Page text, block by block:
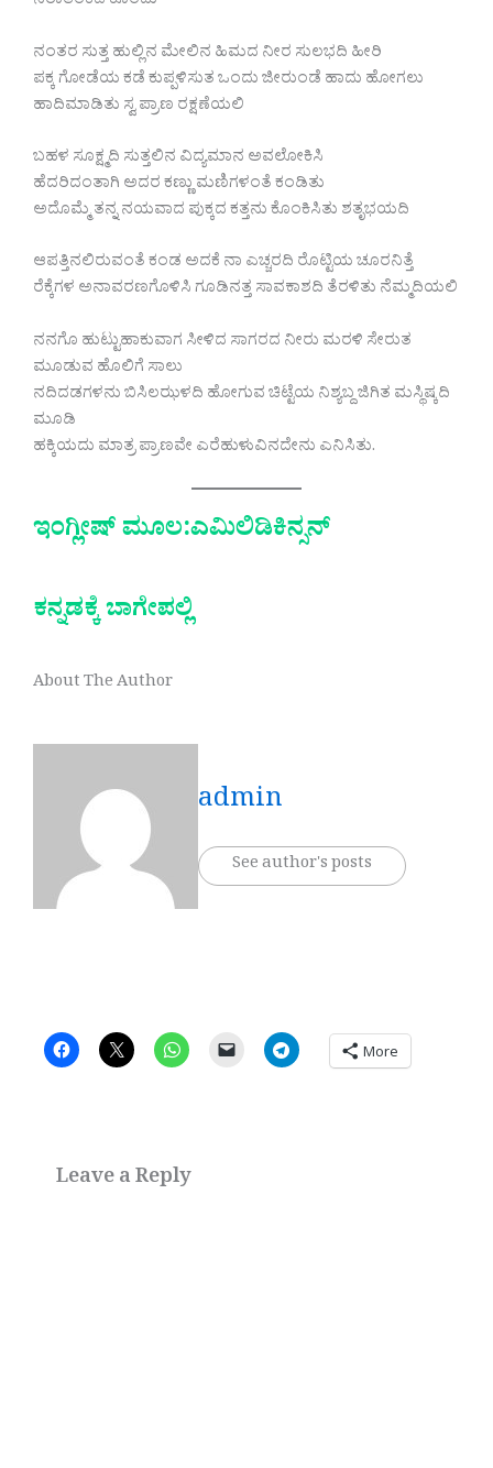
ನಂತರ ಸುತ್ತ ಹುಲ್ಲಿನ ಮೇಲಿನ ಹಿಮದ ನೀರ ಸುಲಭದಿ ಹೀರಿ
ಪಕ್ಕ ಗೋಡೆಯ ಕಡೆ ಕುಪ್ಪಳಿಸುತ ಒಂದು ಜೀರುಂಡೆ ಹಾದು ಹೋಗಲು
ಹಾದಿಮಾಡಿತು ಸ್ವ ಪ್ರಾಣ ರಕ್ಷಣೆಯಲಿ
ಬಹಳ ಸೂಕ್ಷ್ಮದಿ ಸುತ್ತಲಿನ ವಿದ್ಯಮಾನ ಅವಲೋಕಿಸಿ
ಹೆದರಿದಂತಾಗಿ ಅದರ ಕಣ್ಣು ಮಣಿಗಳಂತೆ ಕಂಡಿತು
ಅದೊಮ್ಮೆ ತನ್ನ ನಯವಾದ ಪುಕ್ಕದ ಕತ್ತನು ಕೊಂಕಿಸಿತು ಶತೃಭಯದಿ
ಆಪತ್ತಿನಲಿರುವಂತೆ ಕಂಡ ಅದಕೆ ನಾ ಎಚ್ಚರದಿ ರೊಟ್ಟಿಯ ಚೂರನಿತ್ತೆ
ರೆಕ್ಕೆಗಳ ಅನಾವರಣಗೊಳಿಸಿ ಗೂಡಿನತ್ತ ಸಾವಕಾಶದಿ ತೆರಳಿತು ನೆಮ್ಮದಿಯಲಿ
ನನಗೊ ಹುಟ್ಟುಹಾಕುವಾಗ ಸೀಳಿದ ಸಾಗರದ ನೀರು ಮರಳಿ ಸೇರುತ
ಮೂಡುವ ಹೊಲಿಗೆ ಸಾಲು
ನದಿದಡಗಳನು ಬಿಸಿಲಝಳದಿ ಹೋಗುವ ಚಿಟ್ಟೆಯ ನಿಶ್ಯಬ್ದ ಜಿಗಿತ ಮಸ್ಥಿಷ್ಕದಿ
ಮೂಡಿ
ಹಕ್ಕಿಯದು ಮಾತ್ರ ಪ್ರಾಣವೇ ಎರೆಹುಳುವಿನದೇನು ಎನಿಸಿತು.
ಇಂಗ್ಲೀಷ್ಮೂಲ:ಎಮಿಲಿಡಿಕಿನ್ಸನ್
ಕನ್ನಡಕ್ಕೆ ಬಾಗೇಪಲ್ಲಿ
About The Author
admin
See author's posts
More
Leave a Reply